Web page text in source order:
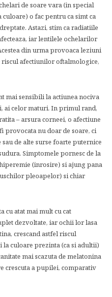
de soare vara (in special
o fac pentru ca simt ca
Astazi, stim ca radiatiile
iar lentilele ochelarilor
din urma provoaca leziuni
afectiunilor oftalmologice,
mai sensibili la actiunea nociva
ai celor maturi. In primul rand,
– arsura corneei, o afectiune
provocata nu doar de soare, ci
de alte surse foarte puternice
Simptomele pornesc de la
(inrosire) si ajung pana
pleoapelor) si chiar
cu atat mai mult cu cat
dezvoltate, iar ochii lor lasa
crescand astfel riscul
culoare prezinta (ca si adultii)
mai scazuta de melatonina
crescuta a pupilei, comparativ